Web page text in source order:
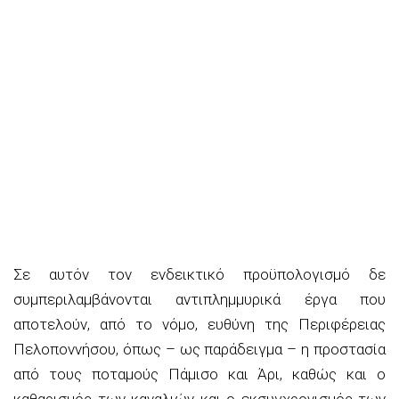
Σε αυτόν τον ενδεικτικό προϋπολογισμό δε
συμπεριλαμβάνονται αντιπλημμυρικά έργα που
αποτελούν, από το νόμο, ευθύνη της Περιφέρειας
Πελοποννήσου, όπως – ως παράδειγμα – η προστασία
από τους ποταμούς Πάμισο και Άρι, καθώς και ο